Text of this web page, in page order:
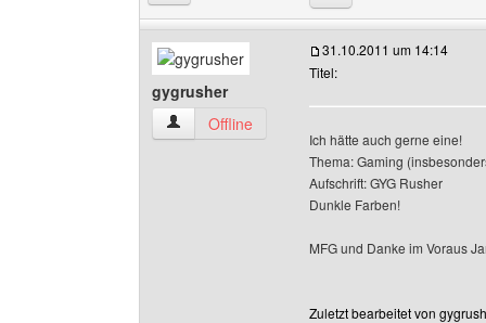
gygrusher
gygrusher Benutzer-Profile anzeigen
Offline
31.10.2011 um 14:14
Titel:
Ich hätte auch gerne eine!
Thema: Gaming
Aufschrift: GYG Rusher
Dunkle Farben!
MFG und Danke im Voraus
Zuletzt bearbeitet von